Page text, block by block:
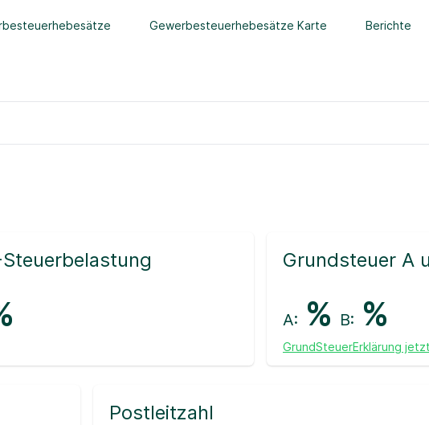
Gewerbesteuerhebesätze Karte Berichte
Grundsteuer A
A: % B: %
GrundSteuerErklärung
Postleitzahl